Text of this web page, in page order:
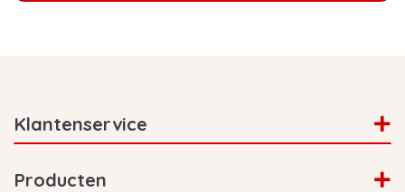
Klantenservice
Producten